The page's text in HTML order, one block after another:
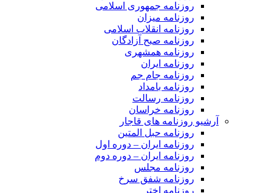
روزنامه جمهوری اسلامی
روزنامه میزان
روزنامه انقلاب اسلامی
روزنامه صبح آزادگان
روزنامه همشهری
روزنامه ایران
روزنامه جام جم
روزنامه بامداد
روزنامه رسالت
روزنامه خراسان
آرشیو روزنامه های قاجار
روزنامه حبل المتین
روزنامه ایران – دوره اول
روزنامه ایران – دوره دوم
روزنامه مجلس
روزنامه شفق سرخ
روزنامه اختر